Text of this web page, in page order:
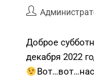
Доброе
декабря 2022